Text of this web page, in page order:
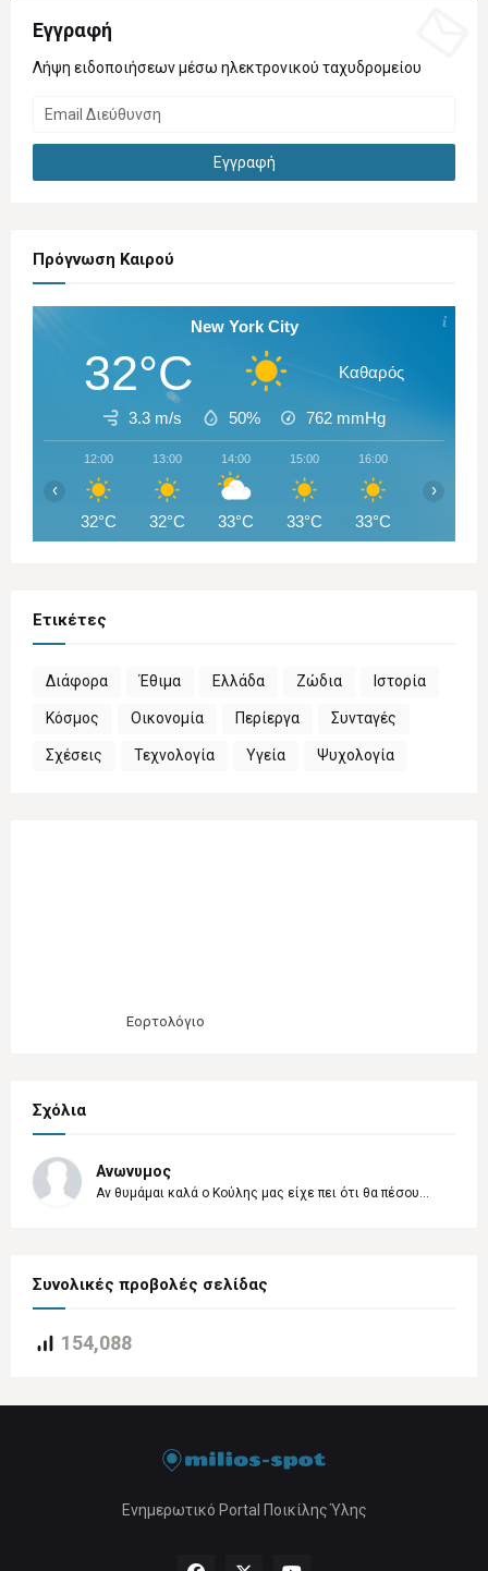
Εγγραφή
Λήψη ειδοποιήσεων μέσω ηλεκτρονικού ταχυδρομείου
Πρόγνωση Καιρού
New York City
32°C Καθαρός
3.3 m/s 50% 762 mmHg
12:00
32°C
13:00
32°C
14:00
33°C
15:00
33°C
16:00
33°C
‹ ›
Ετικέτες
Διάφορα Έθιμα Ελλάδα Ζώδια Ιστορία
Κόσμος Οικονομία Περίεργα Συνταγές
Σχέσεις Τεχνολογία Υγεία Ψυχολογία
Εορτολόγιο
Σχόλια
Ανωνυμος
Αν θυμάμαι καλά ο Κούλης μας είχε πει ότι θα πέσου...
Συνολικές προβολές σελίδας
154,088
Ενημερωτικό Portal Ποικίλης Ύλης